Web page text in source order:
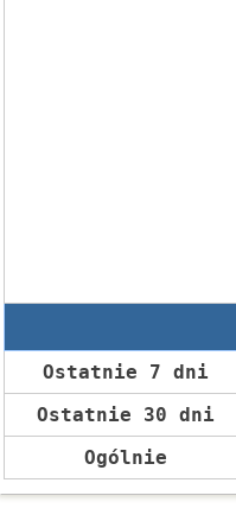
Ostatnie 7 dni
Ostatnie 30 dni
Ogólnie